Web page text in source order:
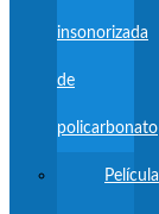
insonorizada
de
policarbonato
Película